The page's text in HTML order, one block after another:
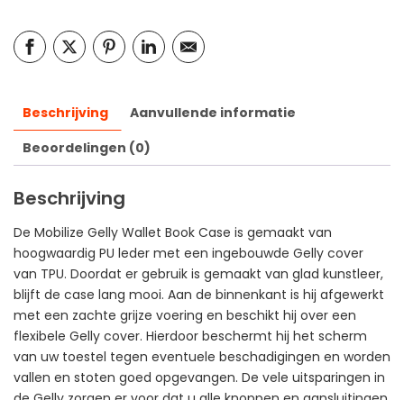
Beschrijving
Aanvullende informatie
Beoordelingen (0)
Beschrijving
De Mobilize Gelly Wallet Book Case is gemaakt van
hoogwaardig PU leder met een ingebouwde Gelly cover
van TPU. Doordat er gebruik is gemaakt van glad kunstleer,
blijft de case lang mooi. Aan de binnenkant is hij afgewerkt
met een zachte grijze voering en beschikt hij over een
flexibele Gelly cover. Hierdoor beschermt hij het scherm
van uw toestel tegen eventuele beschadigingen en worden
vallen en stoten goed opgevangen. De vele uitsparingen in